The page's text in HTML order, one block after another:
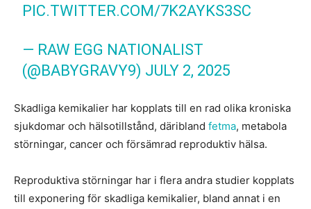
PIC.TWITTER.COM/7K2AYKS3SC
— RAW EGG NATIONALIST
(@BABYGRAVY9) JULY 2, 2025
Skadliga kemikalier har kopplats till en rad olika kroniska
sjukdomar och hälsotillstånd, däribland fetma, metabola
störningar, cancer och försämrad reproduktiv hälsa.
Reproduktiva störningar har i flera andra studier kopplats
till exponering för skadliga kemikalier, bland annat i en